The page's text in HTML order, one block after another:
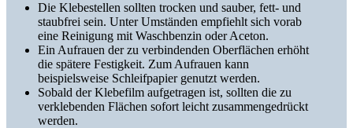
Die Klebestellen sollten trocken und sauber, fett- und
staubfrei sein. Unter Umständen empfiehlt sich vorab
eine Reinigung mit Waschbenzin oder Aceton.
Ein Aufrauen der zu verbindenden Oberflächen erhöht
die spätere Festigkeit. Zum Aufrauen kann
beispielsweise Schleifpapier genutzt werden.
Sobald der Klebefilm aufgetragen ist, sollten die zu
verklebenden Flächen sofort leicht zusammengedrückt
werden.